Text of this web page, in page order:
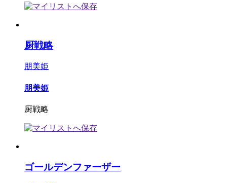
厨戦略
朋美姫
朋美姫
厨戦略
ゴールデンファーザー